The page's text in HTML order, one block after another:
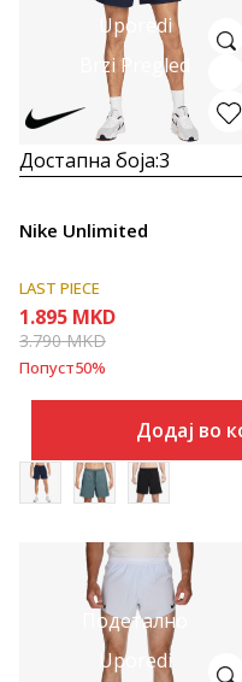
Uporedi
Brzi Pregled
Достапна боја:3
Nike Unlimited
LAST PIECE
1.895 MKD
3.790MKD
Попуст50%
Додај во
Подетално
Uporedi